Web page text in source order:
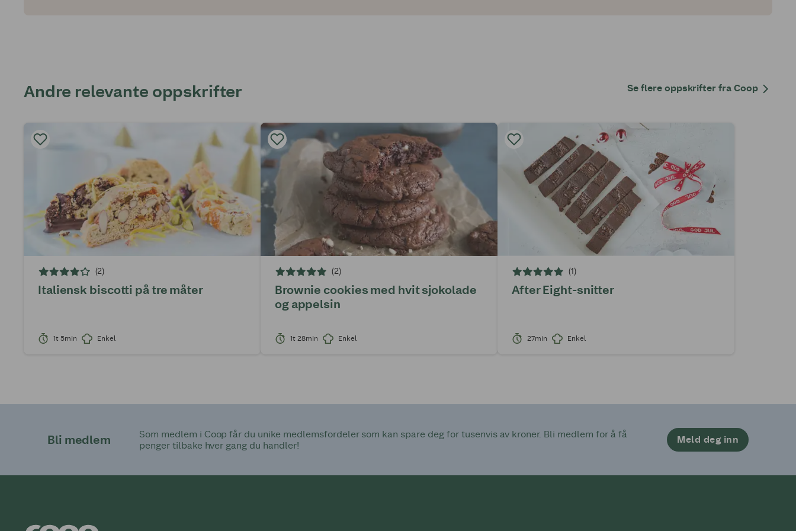
Andre relevante oppskrifter Se flere oppskrifter fra Coop
(2)
Italiensk biscotti på tre måter
1t 5min Enkel
(2)
Brownie cookies med hvit sjokolade
og appelsin
1t 28min Enkel
(1)
After Eight-snitter
27min Enkel
Bli medlem
Som medlem i Coop får du unike medlemsfordeler som kan spare deg for tusenvis av kroner. Bli medlem for å få
penger tilbake hver gang du handler!
Meld deg inn